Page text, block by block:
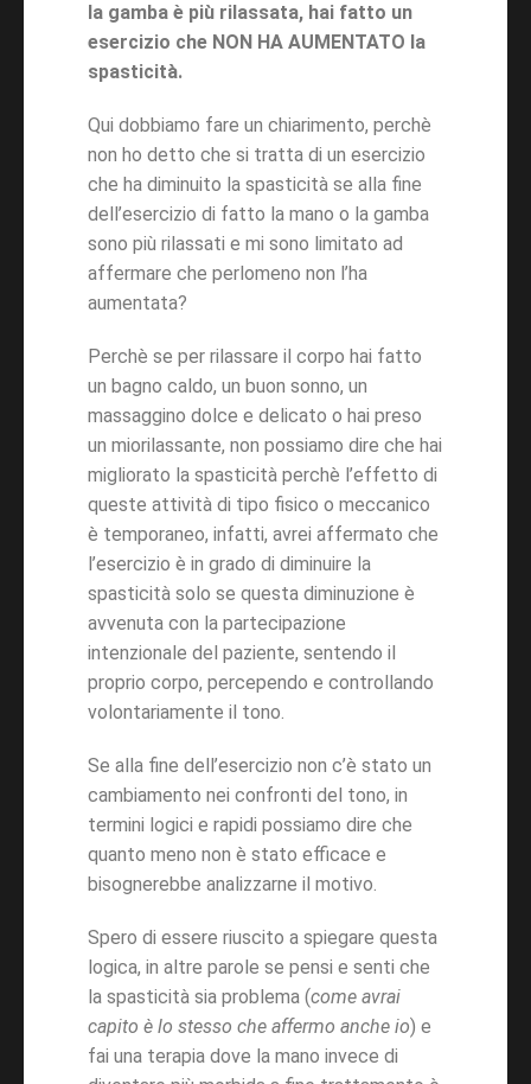
la gamba è più rilassata, hai fatto un
esercizio che NON HA AUMENTATO la
spasticità.
Qui dobbiamo fare un chiarimento, perchè
non ho detto che si tratta di un esercizio
che ha diminuito la spasticità se alla fine
dell’esercizio di fatto la mano o la gamba
sono più rilassati e mi sono limitato ad
affermare che perlomeno non l’ha
aumentata?
Perchè se per rilassare il corpo hai fatto
un bagno caldo, un buon sonno, un
massaggino dolce e delicato o hai preso
un miorilassante, non possiamo dire che hai
migliorato la spasticità perchè l’effetto di
queste attività di tipo fisico o meccanico
è temporaneo, infatti, avrei affermato che
l’esercizio è in grado di diminuire la
spasticità solo se questa diminuzione è
avvenuta con la partecipazione
intenzionale del paziente, sentendo il
proprio corpo, percependo e controllando
volontariamente il tono.
Se alla fine dell’esercizio non c’è stato un
cambiamento nei confronti del tono, in
termini logici e rapidi possiamo dire che
quanto meno non è stato efficace e
bisognerebbe analizzarne il motivo.
Spero di essere riuscito a spiegare questa
logica, in altre parole se pensi e senti che
la spasticità sia problema (come avrai
capito è lo stesso che affermo anche io) e
fai una terapia dove la mano invece di